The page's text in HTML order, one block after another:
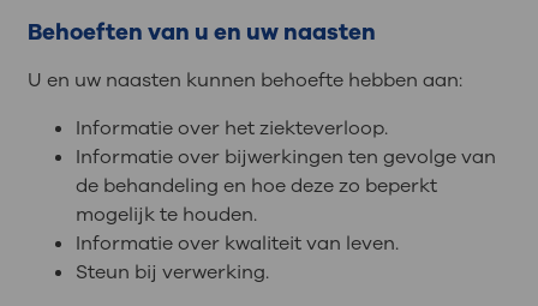
Behoeften van u en uw naasten
U en uw naasten kunnen behoefte hebben aan:
Informatie over het ziekteverloop.
Informatie over bijwerkingen ten gevolge van
de behandeling en hoe deze zo beperkt
mogelijk te houden.
Informatie over kwaliteit van leven.
Steun bij verwerking.